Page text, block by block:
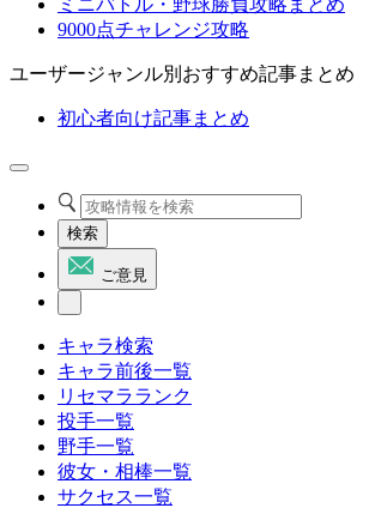
ミニバトル・野球勝負攻略まとめ
9000点チャレンジ攻略
ユーザージャンル別おすすめ記事まとめ
初心者向け記事まとめ
検索
ご意見
キャラ検索
キャラ前後一覧
リセマラランク
投手一覧
野手一覧
彼女・相棒一覧
サクセス一覧